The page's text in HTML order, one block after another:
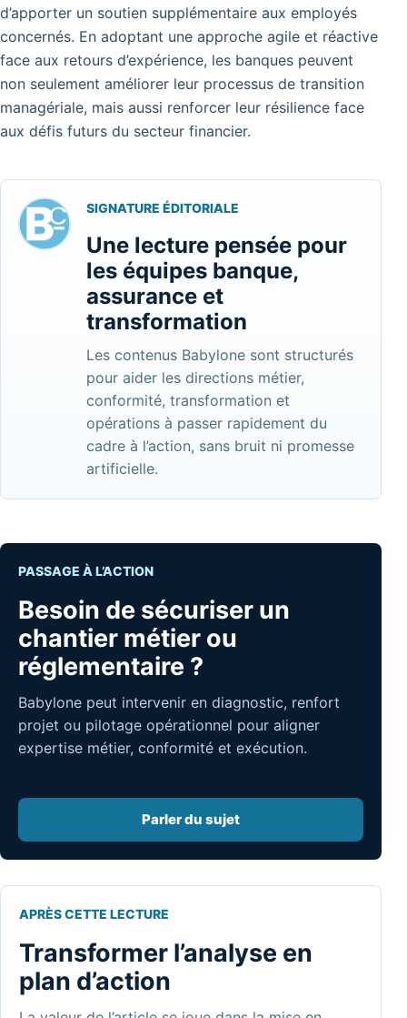
d’apporter un soutien supplémentaire aux employés
concernés. En adoptant une approche agile et réactive
face aux retours d’expérience, les banques peuvent
non seulement améliorer leur processus de transition
managériale, mais aussi renforcer leur résilience face
aux défis futurs du secteur financier.
SIGNATURE ÉDITORIALE
Une lecture pensée pour
les équipes banque,
assurance et
transformation
Les contenus Babylone sont structurés
pour aider les directions métier,
conformité, transformation et
opérations à passer rapidement du
cadre à l’action, sans bruit ni promesse
artificielle.
PASSAGE À L’ACTION
Besoin de sécuriser un
chantier métier ou
réglementaire ?
Babylone peut intervenir en diagnostic, renfort
projet ou pilotage opérationnel pour aligner
expertise métier, conformité et exécution.
Parler du sujet
APRÈS CETTE LECTURE
Transformer l’analyse en
plan d’action